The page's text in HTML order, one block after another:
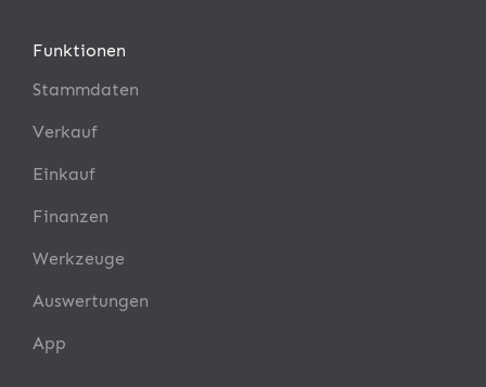
Funktionen
Stammdaten
Verkauf
Einkauf
Finanzen
Werkzeuge
Auswertungen
App